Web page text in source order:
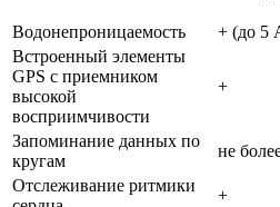
Водонепроницаемость
+ (до 5
Встроенный элементы
GPS с приемником
высокой
восприимчивости
+
Запоминание данных по
кругам
не
Отслеживание ритмики
+